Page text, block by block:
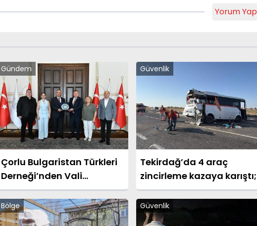
Yorum Yap
Gündem
Çorlu Bulgaristan Türkleri
Derneği’nden Vali
Soytürk’e Ziyaret
Güvenlik
Tekirdağ’da 4 araç
zincirleme kazaya karıştı;
29 yaralı
Bölge Güvenlik